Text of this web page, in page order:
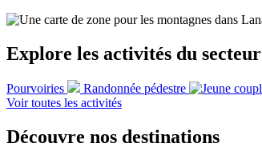
Explore les activités du secteur
Pourvoiries Randonnée pédestre
Voir toutes les activités
Découvre nos destinations